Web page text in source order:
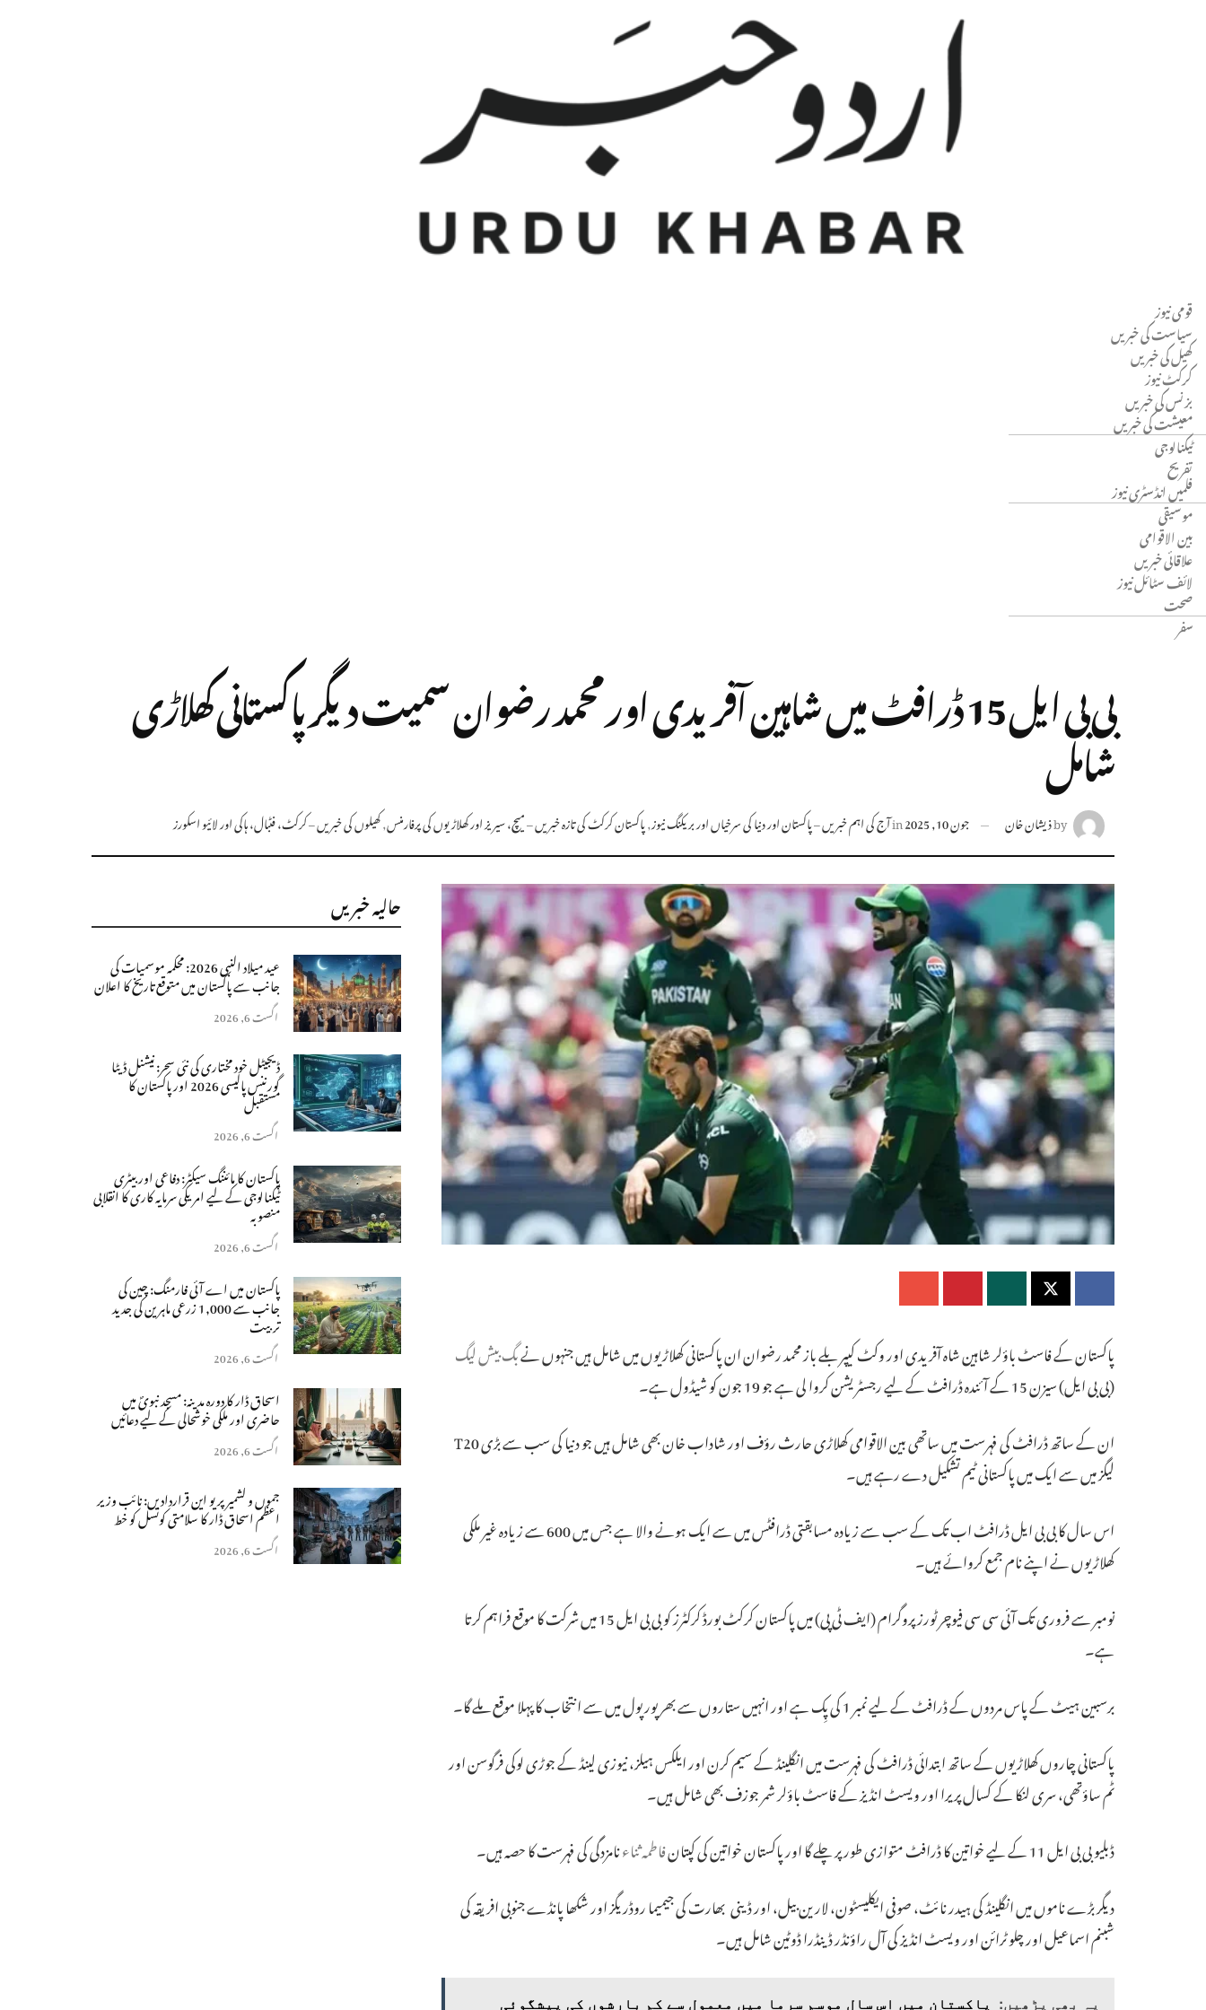
Menuقومی نیوز
سیاست کی خبریں
کھیل کی خبریں
کرکٹ نیوز
بزنس کی خبریں
معیشت کی خبریں
ٹیکنالوجی
تفریح
فلمیں انڈسٹری نیوز
موسیقی
بین الاقوامی
علاقائی خبریں
لائف سٹائل نیوز
صحت
سفر
بی بی ایل 15 ڈرافٹ میں شاہین آفریدی اور محمد رضوان سمیت دیگر پاکستانی کھلاڑی
شامل
byذیشان خان جون 10, 2025 inآج کی اہم خبریں – پاکستان اور دنیا کی سرخیاں اور بریکنگ نیوز,پاکستان کرکٹ کی تازہ خبریں – میچ، سیریز اور کھلاڑیوں کی پرفارمنس,کھیلوں کی خبریں – کرکٹ، فٹبال، ہاکی اور لائیو اسکورز
پاکستان کے فاسٹ باؤلر شاہین شاہ آفریدی اور وکٹ کیپر بلے باز محمد رضوان ان پاکستانی کھلاڑیوں میں شامل ہیں جنہوں نےبگ بیش لیگ
(بی بی ایل) سیزن 15 کے آئندہ ڈرافٹ کے لیے رجسٹریشن کروا لی ہے جو 19 جون کو شیڈول ہے۔
ان کے ساتھ ڈرافٹ کی فہرست میں ساتھی بین الاقوامی کھلاڑی حارث رؤف اور شاداب خان بھی شامل ہیں جو دنیا کی سب سے بڑی T20
لیگز میں سے ایک میں پاکستانی ٹیم تشکیل دے رہے ہیں۔
اس سال کا بی بی ایل ڈرافٹ اب تک کے سب سے زیادہ مسابقتی ڈرافٹس میں سے ایک ہونے والا ہے جس میں 600 سے زیادہ غیر ملکی
کھلاڑیوں نے اپنے نام جمع کروائے ہیں۔
نومبر سے فروری تک آئی سی سی فیوچر ٹورز پروگرام (ایف ٹی پی) میں پاکستان کرکٹ بورڈ کرکٹرز کو بی بی ایل 15 میں شرکت کا موقع فراہم کرتا
ہے۔
برسبین ہیٹ کے پاس مردوں کے ڈرافٹ کے لیے نمبر 1 کی پِک ہے اور انہیں ستاروں سے بھرپور پول میں سے انتخاب کا پہلا موقع ملے گا۔
پاکستانی چاروں کھلاڑیوں کے ساتھ ابتدائی ڈرافٹ کی فہرست میں انگلینڈ کے سیم کرن اور ایلکس ہیلز، نیوزی لینڈ کے جوڑی لوکی فرگوسن اور
ٹم ساؤتھی، سری لنکا کے کسال پریرا اور ویسٹ انڈیز کے فاسٹ باؤلر شمر جوزف بھی شامل ہیں۔
ڈبلیو بی بی ایل 11 کے لیے خواتین کا ڈرافٹ متوازی طور پر چلے گا اور پاکستان خواتین کی کپتان
فاطمہ ثناءنامزدگی کی فہرست کا حصہ ہیں۔
دیگر بڑے ناموں میں انگلینڈ کی ہیدر نائٹ، صوفی ایکلیسٹون، لارین بیل، اور ڈینی بھارت کی جیمیما روڈریگز اور شکھا پانڈے جنوبی افریقہ کی
شبنم اسماعیل اور چلو ٹرائن اور ویسٹ انڈیز کی آل راؤنڈر ڈینڈرا ڈوٹین شامل ہیں۔
یہ بھی پڑھیں: پاکستان میں اس سال موسم سرما میں معمول سے کم بارشوں کی پیشگوئی
حالیہ خبریں
عید میلاد النبی 2026: محکمہ موسمیات کی
جانب سے پاکستان میں متوقع تاریخ کا اعلان
اگست 6, 2026
ڈیجیٹل خود مختاری کی نئی سحر: نیشنل ڈیٹا
گورننس پالیسی 2026 اور پاکستان کا
مستقبل
اگست 6, 2026
پاکستان کا مائننگ سیکٹر: دفاعی اور بیٹری
ٹیکنالوجی کے لیے امریکی سرمایہ کاری کا انقلابی
منصوبہ
اگست 6, 2026
پاکستان میں اے آئی فارمنگ: چین کی
جانب سے 1,000 زرعی ماہرین کی جدید
تربیت
اگست 6, 2026
اسحاق ڈار کا دورہ مدینہ: مسجد نبویؐ میں
حاضری اور ملکی خوشحالی کے لیے دعائیں
اگست 6, 2026
جموں و کشمیر پر یو این قراردادیں: نائب وزیر
اعظم اسحاق ڈار کا سلامتی کونسل کو خط
اگست 6, 2026